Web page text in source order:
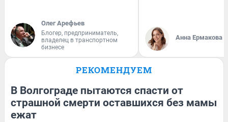
Олег Арефьев
Блогер, предприниматель,
владелец в транспортном
бизнесе
Анна Ермакова
РЕКОМЕНДУЕМ
В Волгограде пытаются спасти от
страшной смерти оставшихся без мамы
ежат